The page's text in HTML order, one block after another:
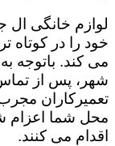
لوازم خانگی ال
خود را در کوتاه
می کند. باتوجه
شهر، پس از تماس
تعمیرکاران
محل شما اعزام
اقدام می کنند.